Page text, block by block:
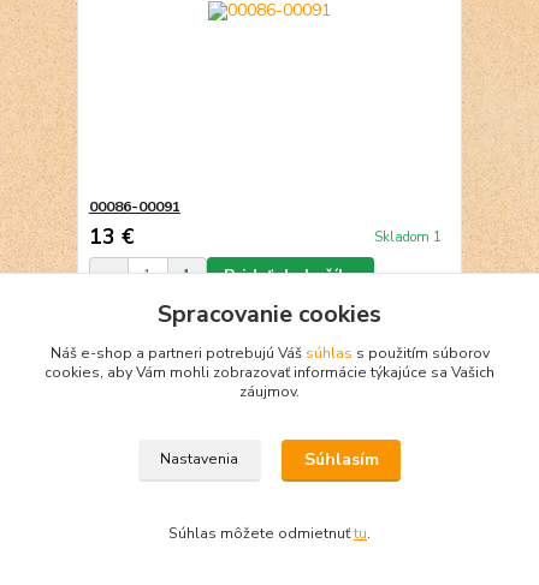
00086-00091
13 € Skladom 1
Pridať do košíka
Spracovanie cookies
Náš e-shop a partneri potrebujú Váš súhlas s použitím súborov
cookies, aby Vám mohli zobrazovať informácie týkajúce sa Vašich
záujmov.
Nastavenia Súhlasím
Súhlas môžete odmietnuťtu.